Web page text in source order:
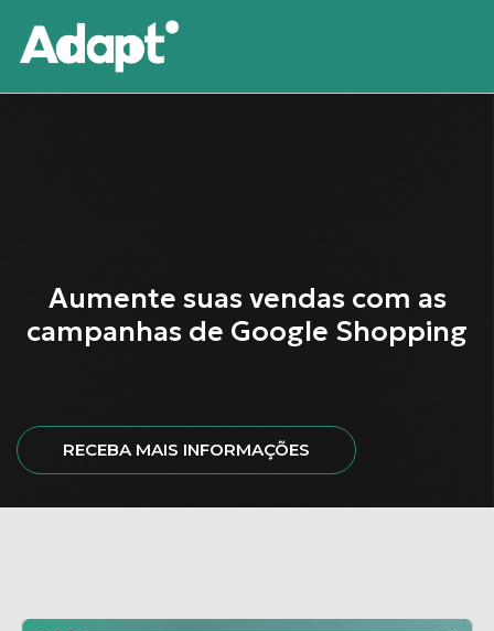
Aumente suas vendas com as
campanhas de Google Shopping
RECEBA MAIS INFORMAÇÕES